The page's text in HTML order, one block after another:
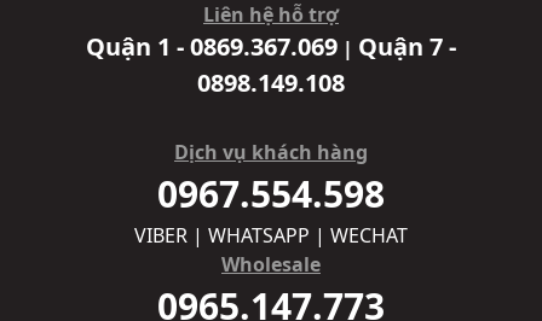
Liên hệ hỗ trợ
Quận 1 - 0869.367.069 | Quận 7 -
0898.149.108
Dịch vụ khách hàng
0967.554.598
VIBER | WHATSAPP | WECHAT
Wholesale
0965.147.773